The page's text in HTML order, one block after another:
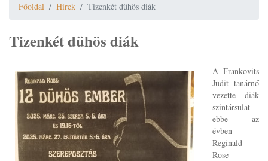
Főoldal Hírek Tizenkét dühös diák
Tizenkét dühös diák
A Frankovits
Judit tanárnő
vezette diák
színtársulat
ebbe az
évben
Reginald
Rose